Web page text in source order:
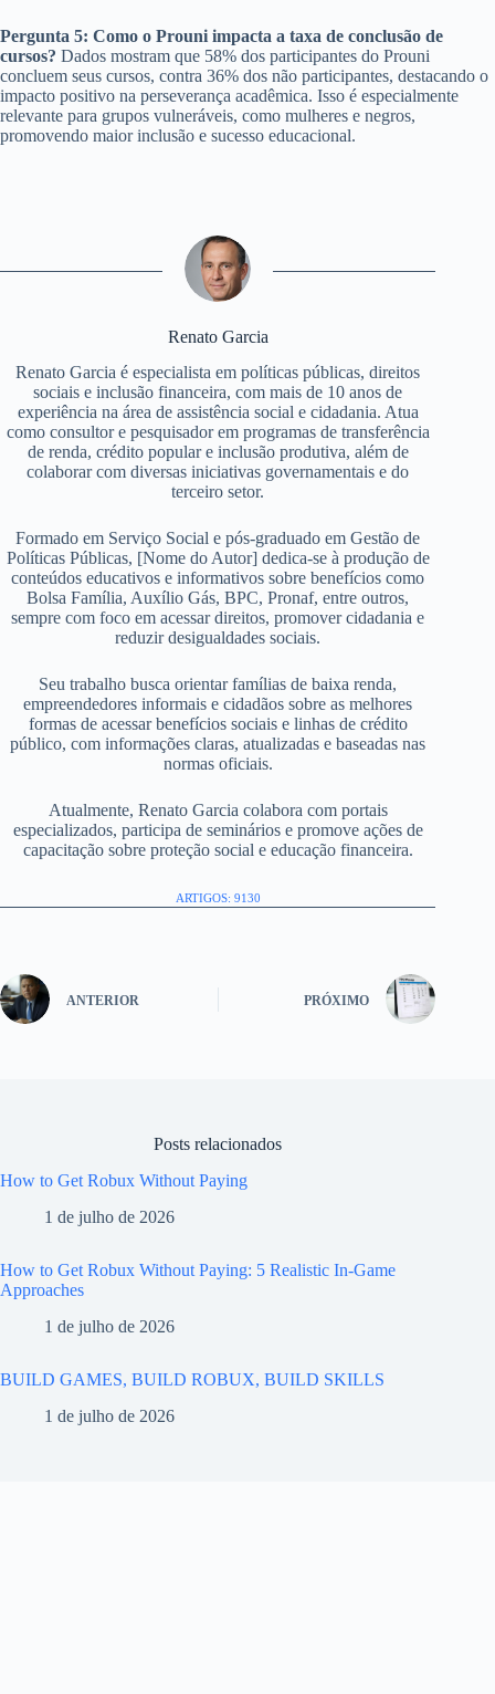
Pergunta 5: Como o Prouni impacta a taxa de conclusão de
cursos? Dados mostram que 58% dos participantes do Prouni
concluem seus cursos, contra 36% dos não participantes, destacando o
impacto positivo na perseverança acadêmica. Isso é especialmente
relevante para grupos vulneráveis, como mulheres e negros,
promovendo maior inclusão e sucesso educacional.
Renato Garcia
Renato Garcia é especialista em políticas públicas, direitos
sociais e inclusão financeira, com mais de 10 anos de
experiência na área de assistência social e cidadania. Atua
como consultor e pesquisador em programas de transferência
de renda, crédito popular e inclusão produtiva, além de
colaborar com diversas iniciativas governamentais e do
terceiro setor.
Formado em Serviço Social e pós-graduado em Gestão de
Políticas Públicas, [Nome do Autor] dedica-se à produção de
conteúdos educativos e informativos sobre benefícios como
Bolsa Família, Auxílio Gás, BPC, Pronaf, entre outros,
sempre com foco em acessar direitos, promover cidadania e
reduzir desigualdades sociais.
Seu trabalho busca orientar famílias de baixa renda,
empreendedores informais e cidadãos sobre as melhores
formas de acessar benefícios sociais e linhas de crédito
público, com informações claras, atualizadas e baseadas nas
normas oficiais.
Atualmente, Renato Garcia colabora com portais
especializados, participa de seminários e promove ações de
capacitação sobre proteção social e educação financeira.
ARTIGOS: 9130
ANTERIOR PRÓXIMO
Posts relacionados
How to Get Robux Without Paying
1 de julho de 2026
How to Get Robux Without Paying: 5 Realistic In-Game
Approaches
1 de julho de 2026
BUILD GAMES, BUILD ROBUX, BUILD SKILLS
1 de julho de 2026